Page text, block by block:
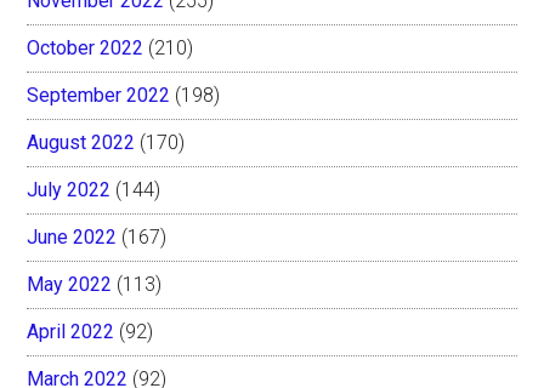
October 2022 (210)
September 2022 (198)
August 2022 (170)
July 2022 (144)
June 2022 (167)
May 2022 (113)
April 2022 (92)
March 2022 (92)